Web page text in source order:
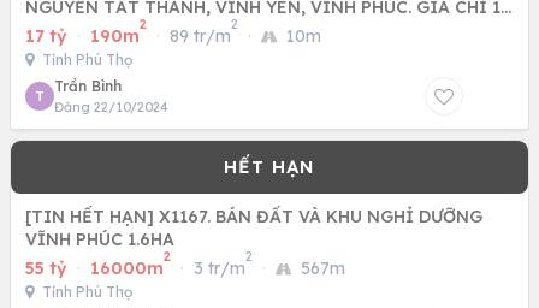
NGUYỄN TẤT THÀNH, VĨNH YÊN, VĨNH PHÚC. GIÁ CHỈ 17
TỶ
17 tỷ · 190m
2
· 89 tr/m
2
· 10m
Tỉnh Phú Thọ
T
Trần Bình
Đăng 22/10/2024
[TIN HẾT HẠN] X1167. BÁN ĐẤT VÀ KHU NGHỈ DƯỠNG
VĨNH PHÚC 1.6HA
55 tỷ · 16000m
2
· 3 tr/m
2
· 567m
Tỉnh Phú Thọ